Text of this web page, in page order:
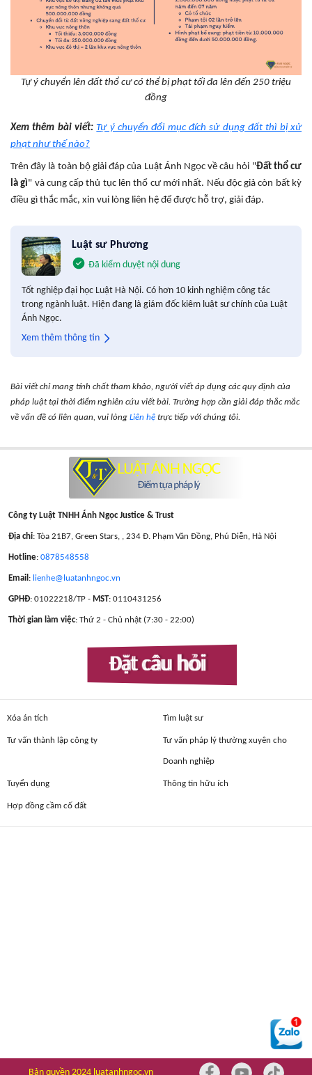
Tự ý chuyển lên đất thổ cư có thể bị phạt tối đa lên đến 250 triệu
đồng
Xem thêm bài viết:Tự ý chuyển đổi mục đích sử dụng đất thì bị xử
phạt như thế nào?
Trên đây là toàn bộ giải đáp của Luật Ánh Ngọc về câu hỏi "Đất thổ cư
là gì" và cung cấp thủ tục lên thổ cư mới nhất. Nếu độc giả còn bất kỳ
điều gì thắc mắc, xin vui lòng liên hệ để được hỗ trợ, giải đáp.
Luật sư Phương
Đã kiểm duyệt nội dung
Tốt nghiệp đại học Luật Hà Nội. Có hơn 10 kinh nghiệm công tác
trong ngành luật. Hiện đang là giám đốc kiêm luật sư chính của Luật
Ánh Ngọc.
Xem thêm thông tin
Bài viết chỉ mang tính chất tham khảo, người viết áp dụng các quy định của
pháp luật tại thời điểm nghiên cứu viết bài. Trường hợp cần giải đáp thắc mắc
về vấn đề có liên quan, vui lòng Liên hệ trực tiếp với chúng tôi.
Công ty Luật TNHH Ánh Ngọc Justice & Trust
Địa chỉ: Tòa 21B7, Green Stars, , 234 Đ. Phạm Văn Đồng, Phú Diễn, Hà Nội
Hotline: 0878548558
Email : lienhe@luatanhngoc.vn
GPHĐ: 01022218/TP - MST: 0110431256
Thời gian làm việc: Thứ 2 - Chủ nhật (7:30 - 22:00)
Đặt câu hỏi
Xóa án tích Tìm luật sư
Tư vấn thành lập công ty Tư vấn pháp lý thường xuyên cho
Doanh nghiệp
Tuyển dụng Thông tin hữu ích
Hợp đồng cầm cố đất
Bản quyền 2024 luatanhngoc.vn